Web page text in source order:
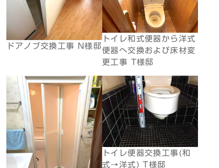
ドアノブ交換工事 N様邸
トイレ和式便器から洋式
便器へ交換および床材変
更工事 T様邸
トイレ便器交換工事(和
式→洋式) T様邸